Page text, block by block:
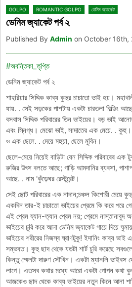
GOLPO ROMANTIC GOLPO ডেনিম জ্যাকেট
ডেনিম জ্যাকেট পর্ব ২
Published By Admin on October 16th,
#অবন্তিকা_তৃপ্তি
ডেনিম জ্যাকেট পর্ব ২
শাহরিয়ার সিদ্দিক কাব্য কুহুর চাচাতো ভাই হয়।
যায়. . সেই সড়কের পাশটায় একটা চারতলা বিল্ডিং
বসবাস সিদ্দিক পরিবারের তিন ভাইয়ের। বড় ভাই
এবং স্নিগ্ধ। মেঝো ভাই, সাদাতের এক মেয়ে. .
ও এক ছেলে. . মেয়ে মহুয়া, ছেলে মুবিন।
ছেলে-মেয়ে নিয়েই বাড়িটা যেন সিদ্দিক পরিবারের
রুজির উৎস বলতে আছে; গাড়ি আমদানির ব্যবসা,
আছে. . নাম ‘কুঁড়েঘর রেস্টুরেন্ট।
সেই ছোট পরিবারের এক নাদান;চঞ্চল কিশোরী
একদিন তার-ই চাচাতো ভাইয়ের প্রেমে কি করে পরে
এই প্রেম য্যান-ত্যান প্রেম নয়; প্রেমে নাস্তানাবুদ
ভাইয়ের চুরি করে আনা ডেনিম জ্যাকেট গায়ে দিয়ে
ভাইয়ের শরীরের নিজস্ব ঘ্রাণটুকু! ইদানিং কাব্য ভাই
সম্ভবত। কুহু ছাদ থেকে যতটা শার্ট চুরি করেছে
কিন্তু স্মেলটা দারুণ সৌখিন। একটা ম্যানলি ভাইবস
লাগে। এতসব কথার মধ্যে আরো একটা গোপন কথা
আজকেও ছাদ থেকে কাব্য ভাইয়ের নতুন কিনে আনা